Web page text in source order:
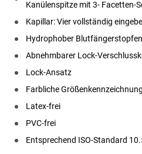
Kanülenspitze mit 3- Facetten-
Kapillar: Vier vollständig
Hydrophober Blutfängerstopfen
Abnehmbarer Lock-
Lock-Ansatz
Farbliche Größenkennzeichnung
Latex-frei
PVC-frei
Entsprechend ISO-Standard